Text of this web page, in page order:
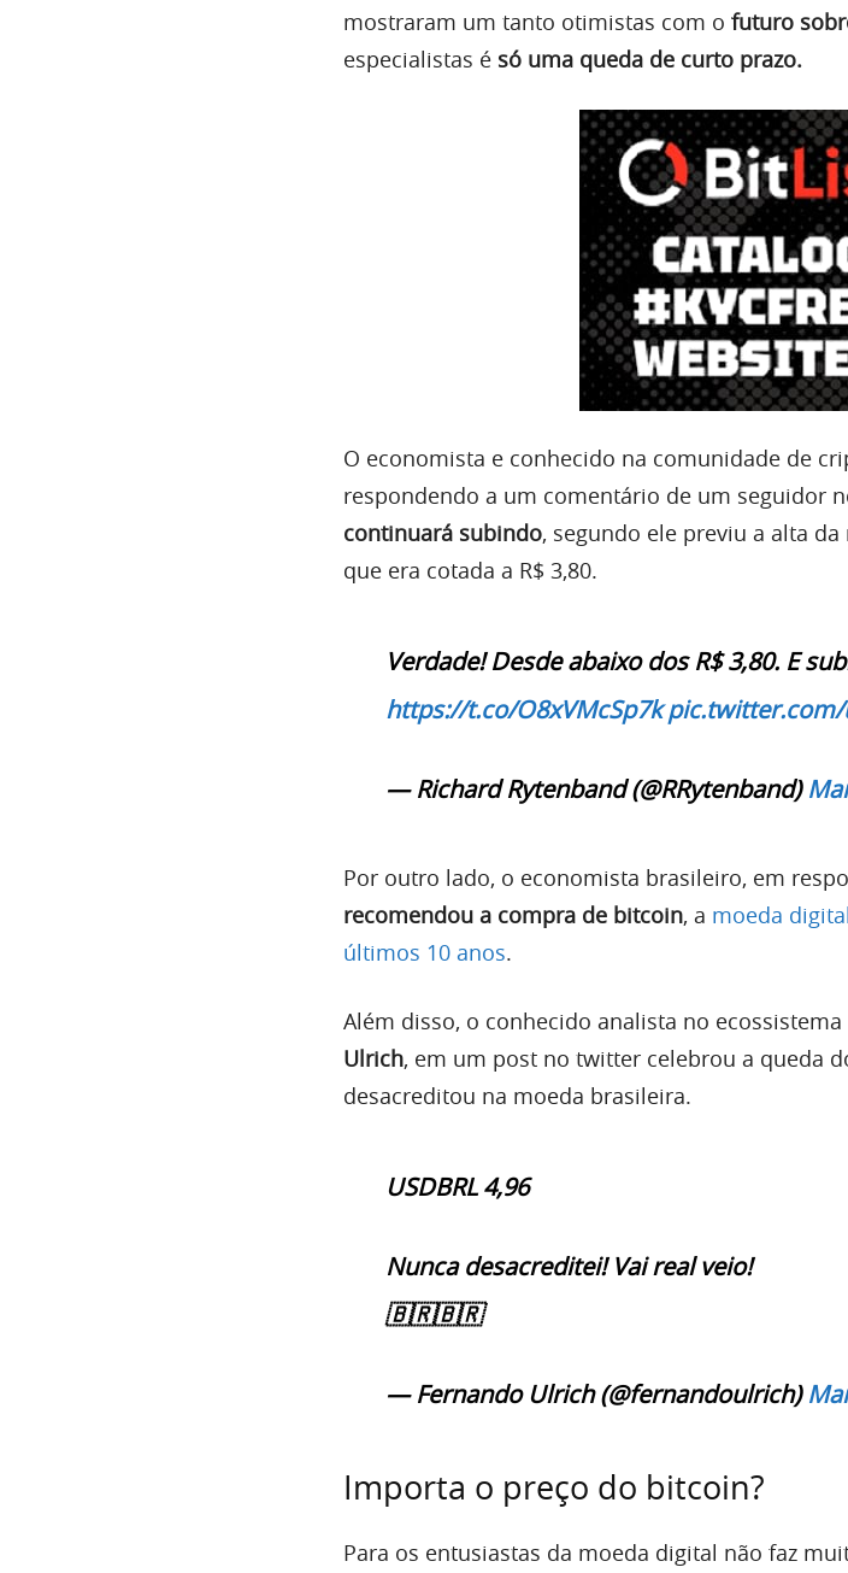
mostraram um tanto otimistas com o futuro
especialistas é só uma queda de curto prazo.
O economista e conhecido na comunidade de
respondendo a um comentário de um seguidor
continuará subindo, segundo ele previu a alta
que era cotada a R$ 3,80.
Verdade! Desde abaixo dos R$ 3,80. E
https://t.co/O8xVMcSp7k pic.twitter.com/
— Richard Rytenband (@RRytenband)
Por outro lado, o economista brasileiro, em
recomendou a compra de bitcoin, a moeda
últimos 10 anos.
Além disso, o conhecido analista no
Ulrich, em um post no twitter celebrou a queda
desacreditou na moeda brasileira.
USDBRL 4,96
Nunca desacreditei! Vai real veio!
🇧🇷🇧🇷
— Fernando Ulrich (@fernandoulrich)
Importa o preço do bitcoin?
Para os entusiastas da moeda digital não faz